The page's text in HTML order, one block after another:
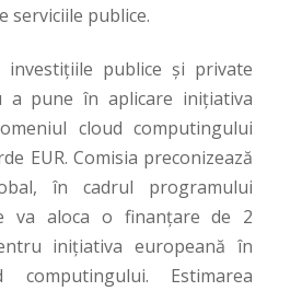
serviciile publice.
investițiile publice și private
a pune în aplicare inițiativa
cloud computingului
EUR. Comisia preconizează
în cadrul programului
va aloca o finanțare de 2
inițiativa europeană în
computingului. Estimarea